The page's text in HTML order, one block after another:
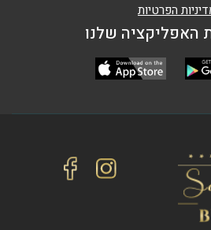
הפרטיות
האפליקציה שלנו